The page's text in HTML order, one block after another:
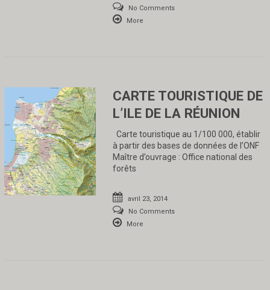
No Comments
More
CARTE TOURISTIQUE DE
L’ILE DE LA RÉUNION
Carte touristique au 1/100 000, établir
à partir des bases de données de l’ONF
Maître d’ouvrage : Office national des
forêts
avril 23, 2014
No Comments
More